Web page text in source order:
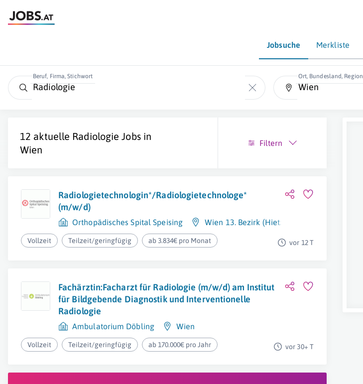
Jobsuche Merkliste
Beruf, Firma, Stichwort Ort, Bundesland, Region
12 aktuelle Radiologie Jobs in
Wien
Filtern
Radiologietechnologin*/Radiologietechnologe*
(m/w/d)
Orthopädisches Spital Speising Wien 13. Bezirk (Hietzing)
Vollzeit Teilzeit/geringfügig ab 3.834€ pro Monat vor 12 T
Fachärztin:Facharzt für Radiologie (m/w/d) am Institut
für Bildgebende Diagnostik und Interventionelle
Radiologie
Ambulatorium Döbling Wien
Vollzeit Teilzeit/geringfügig ab 170.000€ pro Jahr vor 30+ T